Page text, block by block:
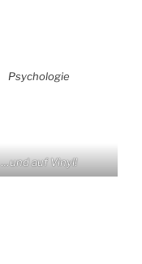
Psychologie
…und auf Vinyl!